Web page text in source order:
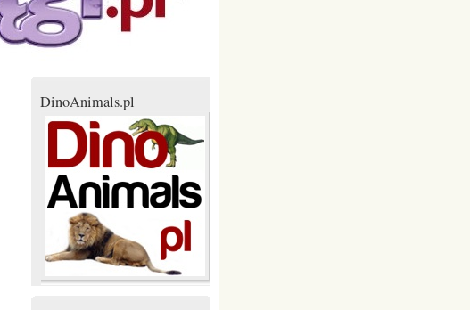
DinoAnimals.pl